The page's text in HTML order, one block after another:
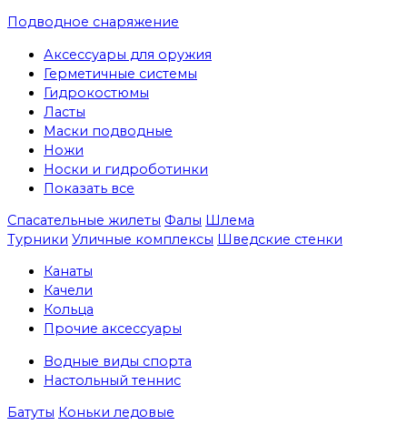
Подводное снаряжение
Аксессуары для оружия
Герметичные системы
Гидрокостюмы
Ласты
Маски подводные
Ножи
Носки и гидроботинки
Показать все
Спасательные жилеты Фалы Шлема
Турники Уличные комплексы Шведские стенки
Канаты
Качели
Кольца
Прочие аксессуары
Водные виды спорта
Настольный теннис
Батуты Коньки ледовые